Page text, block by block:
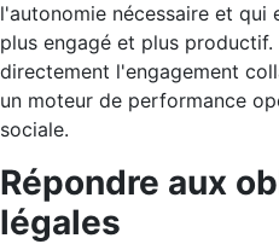
l'autonomie nécessaire et qui
plus engagé et plus productif.
directement l'engagement
un moteur de performance
sociale.
Répondre aux
légales